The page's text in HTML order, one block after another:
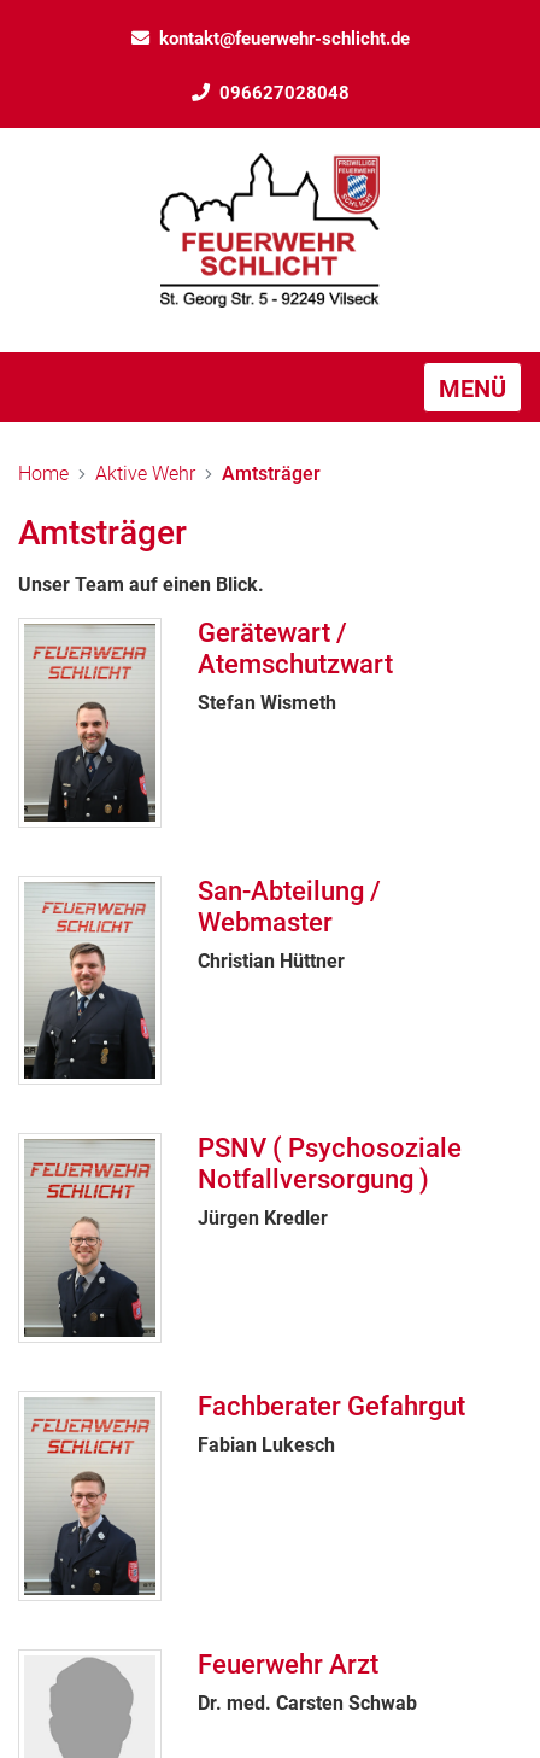
kontakt@feuerwehr-schlicht.de
096627028048
MENÜ
Home Aktive Wehr Amtsträger
Amtsträger
Unser Team auf einen Blick.
Gerätewart /
Atemschutzwart
Stefan Wismeth
San-Abteilung /
Webmaster
Christian Hüttner
PSNV ( Psychosoziale
Notfallversorgung )
Jürgen Kredler
Fachberater Gefahrgut
Fabian Lukesch
Feuerwehr Arzt
Dr. med. Carsten Schwab